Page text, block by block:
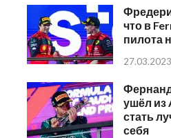
что в
пилота
27.03.2023
ушёл из
стать
себя